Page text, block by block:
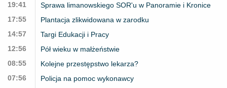
19:41
Sprawa limanowskiego SOR'u w Panoramie i Kronice
17:55
Plantacja zlikwidowana w zarodku
14:57
Targi Edukacji i Pracy
12:56
Pół wieku w małżeństwie
08:55
Kolejne przestępstwo lekarza?
07:56
Policja na pomoc wykonawcy